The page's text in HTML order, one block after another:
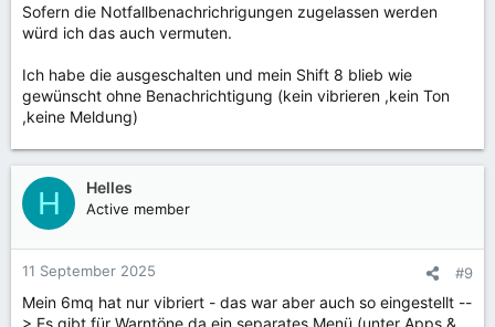
iPhone: Einstellungen → Mitteilungen → Cell
Broadcast-Warnungen.
"Drahtlose Notfallwarnungen" oder
"Notfallbenachrichtigungen für Mobilgeräte" suchen.
Hier finden Sie detaillierte Schritt-für-Schritt-Anleitungen:
Einstellung für Apple-Geräte
Einstellung für Google-Geräte
Einstellung für Samsung-Geräte
müssen sich nirgendwo dafür anmelden oder persönliche
Sofern die Notfallbenachrichrigungen zugelassen werden
würd ich das auch vermuten.
Ich habe die ausgeschalten und mein Shift 8 blieb wie
gewünscht ohne Benachrichtigung (kein vibrieren ,kein Ton
,keine Meldung)
H Helles
Active member
11 September 2025 #9
Mein 6mq hat nur vibriert - das war aber auch so eingestellt --
> Es gibt für Warntöne da ein separates Menü (unter Apps &